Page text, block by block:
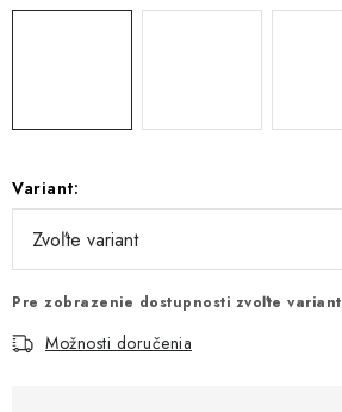
Variant:
Pre zobrazenie dostupnosti zvoľte variant
Možnosti doručenia